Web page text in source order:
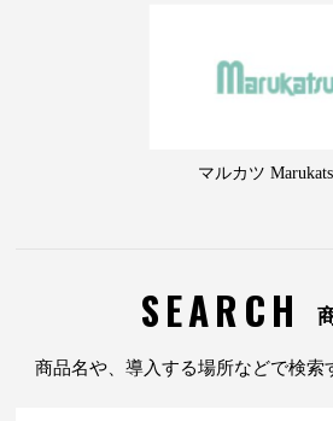
マルカツ
SEARCH
商品名や、導入する場所などで検索